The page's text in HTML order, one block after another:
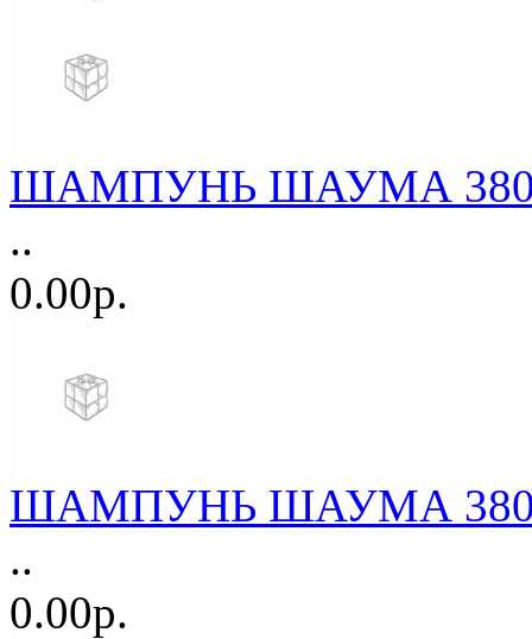
ШАМПУНЬ ШАУМА
..
0.00р.
ШАМПУНЬ ШАУМА
..
0.00р.